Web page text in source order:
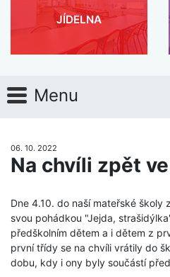
JÍDELNA
Menu
06. 10. 2022
Na chvíli zpět
Dne 4.10. do naší mateřské školy
svou pohádkou "Jejda,
předškolním dětem a i dětem z
první třídy se na chvíli vrátily do
dobu, kdy i ony byly součástí